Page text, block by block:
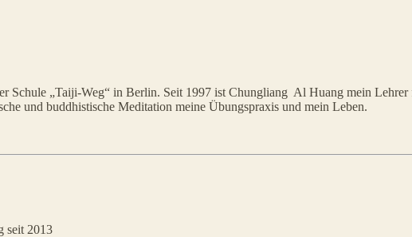
Schule „Taiji-Weg“ in Berlin. Seit 1997 ist Chungliang Al Huang mein
und buddhistische Meditation meine Übungspraxis und mein Leben.
seit 2013